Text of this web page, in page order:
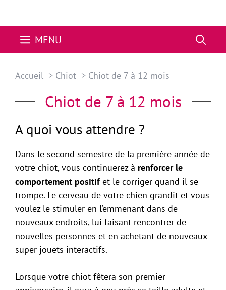
MENU
Accueil Chiot Chiot de 7 à 12 mois
Chiot de 7 à 12 mois
A quoi vous attendre ?
Dans le second semestre de la première année de
votre chiot, vous continuerez à renforcer le
comportement positifet le corriger quand il se
trompe. Le cerveau de votre chien grandit et vous
voulez le stimuler en l’emmenant dans de
nouveaux endroits, lui faisant rencontrer de
nouvelles personnes et en achetant de nouveaux
super jouets interactifs.
Lorsque votre chiot fêtera son premier